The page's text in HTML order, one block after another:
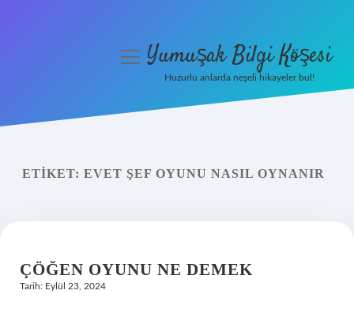
Yasal Uyarı
menüyüYumuşak Bilgi Köşesi
Huzurlu anlarda neşeli hikayeler bul!
ETIKET: EVET ŞEF OYUNU NASIL OYNANIR
ÇÖĞEN OYUNU NE DEMEK
Tarih: Eylül 23, 2024